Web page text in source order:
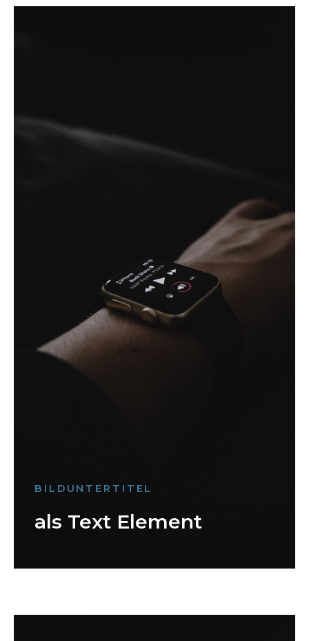
BILDUNTERTITEL
als Text Element